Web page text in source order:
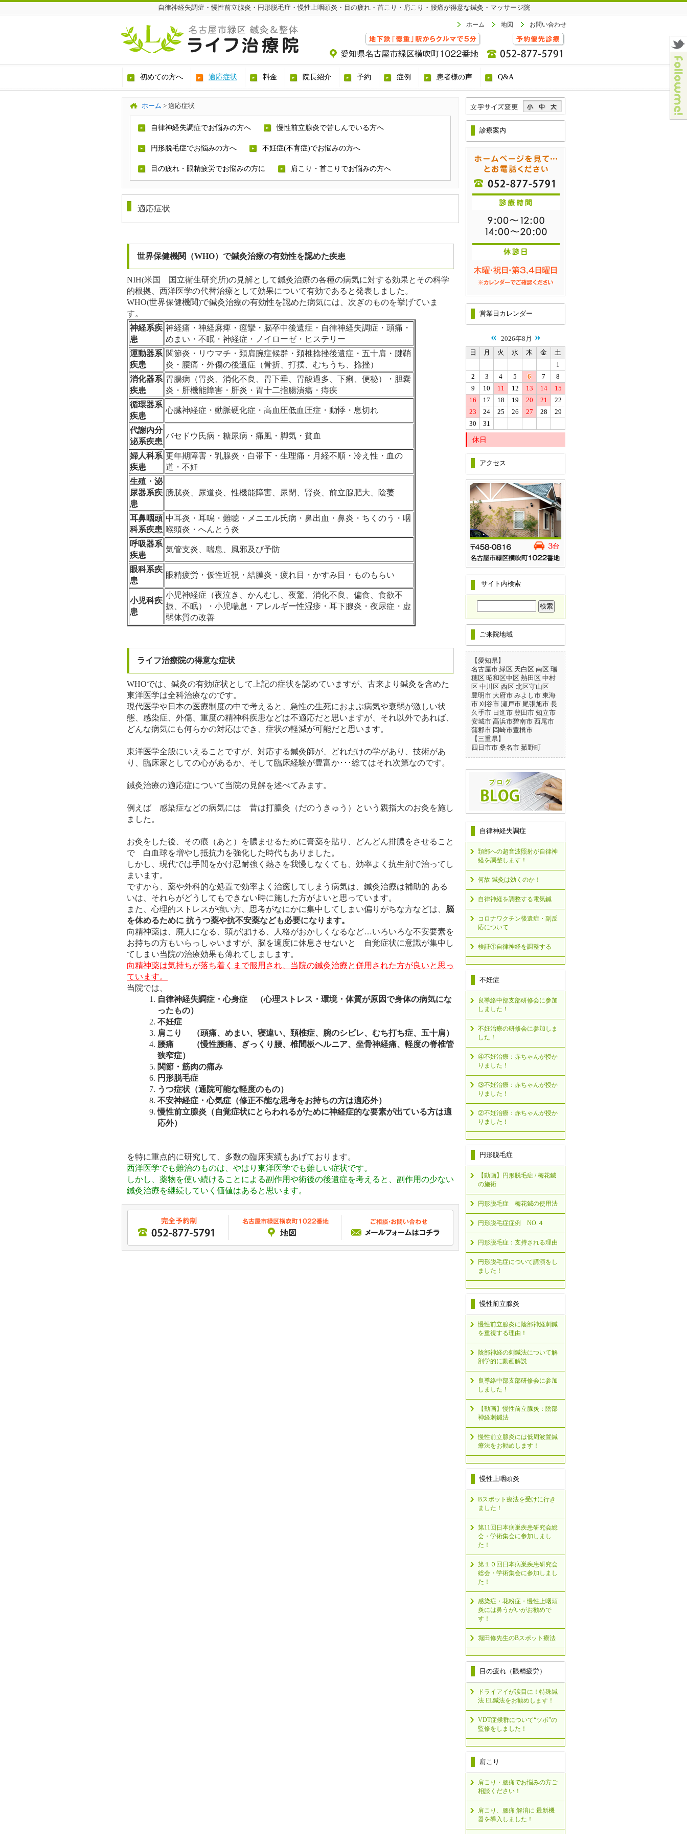
自律神経失調症・慢性前立腺炎・円形脱毛症・慢性上咽頭炎・目の疲れ・首こり・肩こり・腰痛が得意な鍼灸・マッサージ院
ホーム 地図 お問い合わせ
初めての方へ 適応症状 料金 院長紹介 予約 症例 患者様の声 Q&A
ホーム > 適応症状
自律神経失調症でお悩みの方へ 慢性前立腺炎で苦しんでいる方へ
円形脱毛症でお悩みの方へ 不妊症(不育症)でお悩みの方へ
目の疲れ・眼精疲労でお悩みの方に 肩こり・首こりでお悩みの方へ
適応症状
世界保健機関（WHO）で鍼灸治療の有効性を認めた疾患
NIH(米国 国立衛生研究所)の見解として鍼灸治療の各種の病気に対する効果とその科学
的根拠、西洋医学の代替治療として効果について有効であると発表しました。
WHO(世界保健機関)で鍼灸治療の有効性を認めた病気には、次ぎのものを挙げていま
す。
神経系疾
患
神経痛・神経麻痺・痙攣・脳卒中後遺症・自律神経失調症・頭痛・
めまい・不眠・神経症・ノイローゼ・ヒステリー
運動器系
疾患
関節炎・リウマチ・頚肩腕症候群・頚椎捻挫後遺症・五十肩・腱鞘
炎・腰痛・外傷の後遺症（骨折、打撲、むちうち、捻挫）
消化器系
疾患
胃腸病（胃炎、消化不良、胃下垂、胃酸過多、下痢、便秘）・胆嚢
炎・肝機能障害・肝炎・胃十二指腸潰瘍・痔疾
循環器系
疾患
心臓神経症・動脈硬化症・高血圧低血圧症・動悸・息切れ
代謝内分
泌系疾患
バセドウ氏病・糖尿病・痛風・脚気・貧血
婦人科系
疾患
更年期障害・乳腺炎・白帯下・生理痛・月経不順・冷え性・血の
道・不妊
生殖・泌
尿器系疾
患
膀胱炎、尿道炎、性機能障害、尿閉、腎炎、前立腺肥大、陰萎
耳鼻咽頭
科系疾患
中耳炎・耳鳴・難聴・メニエル氏病・鼻出血・鼻炎・ちくのう・咽
喉頭炎・へんとう炎
呼吸器系
疾患
気管支炎、喘息、風邪及び予防
眼科系疾
患
眼精疲労・仮性近視・結膜炎・疲れ目・かすみ目・ものもらい
小児科疾
患
小児神経症（夜泣き、かんむし、夜驚、消化不良、偏食、食欲不
振、不眠）・小児喘息・アレルギー性湿疹・耳下腺炎・夜尿症・虚
弱体質の改善
ライフ治療院の得意な症状
WHOでは、鍼灸の有効症状として上記の症状を認めていますが、古来より鍼灸を含めた
東洋医学は全科治療なのです。
現代医学や日本の医療制度の中で考えると、急性の生死におよぶ病気や衰弱が激しい状
態、感染症、外傷、重度の精神科疾患などは不適応だと思いますが、それ以外であれば、
どんな病気にも何らかの対応はでき、症状の軽減が可能だと思います。
東洋医学全般にいえることですが、対応する鍼灸師が、どれだけの学があり、技術があ
り、臨床家としての心があるか、そして臨床経験が豊富か･･･総てはそれ次第なのです。
鍼灸治療の適応症について当院の見解を述べてみます。
例えば 感染症などの病気には 昔は打膿灸（だのうきゅう）という親指大のお灸を施し
ました。
お灸をした後、その痕（あと）を膿ませるために膏薬を貼り、どんどん排膿をさせること
で 白血球を増やし抵抗力を強化した時代もありました。
しかし、現代では手間をかけ忍耐強く熱さを我慢しなくても、効率よく抗生剤で治ってし
まいます。
ですから、薬や外科的な処置で効率よく治癒してしまう病気は、鍼灸治療は補助的 ある
いは、それらがどうしてもできない時に施した方がよいと思っています。
また、心理的ストレスが強い方、思考がなにかに集中してしまい偏りがちな方などは、 脳
を休めるために 抗うつ薬や抗不安薬なども必要になります。
向精神薬は、廃人になる、頭がぼける、人格がおかしくなるなど…いろいろな不安要素を
お持ちの方もいらっしゃいますが、脳を適度に休息させないと 自覚症状に意識が集中し
てしまい当院の治療効果も薄れてしまします。
向精神薬は気持ちが落ち着くまで服用され、当院の鍼灸治療と併用された方が良いと思っ
ています。
当院では、
自律神経失調症・心身症 （心理ストレス・環境・体質が原因で身体の病気にな
ったもの）
不妊症
肩こり （頭痛、めまい、寝違い、頚椎症、腕のシビレ、むち打ち症、五十肩）
腰痛 （慢性腰痛、ぎっくり腰、椎間板ヘルニア、坐骨神経痛、軽度の脊椎管
狭窄症）
関節・筋肉の痛み
円形脱毛症
うつ症状（通院可能な軽度のもの）
不安神経症・心気症（修正不能な思考をお持ちの方は適応外）
慢性前立腺炎（自覚症状にとらわれるがために神経症的な要素が出ている方は適
応外）
を特に重点的に研究して
、多数の臨床実績もあげております。
西洋医学でも難治のものは、やはり東洋医学でも難しい症状です。
しかし、薬物を使い続けることによる副作用や術後の後遺症を考えると、副作用の少ない
鍼灸治療を継続していく価値はあると思います。
診療案内
営業日カレンダー
« 2026年8月 »
日 月 火 水 木 金
土
1
2
3 4 5 6 7
8
9
10 11 12 13 14
15
16
17 18 19 20 21
22
23
24 25 26 27 28
29
30
31
休日
アクセス
サイト内検索
ご来院地域
【愛知県】
名古屋市 緑区 天白区 南区 瑞
穂区 昭和区中区 熱田区 中村
区 中川区 西区 北区守山区
豊明市 大府市 みよし市 東海
市 刈谷市 瀬戸市 尾張旭市 長
久手市 日進市 豊田市 知立市
安城市 高浜市碧南市 西尾市
蒲郡市 岡崎市豊橋市
【三重県】
四日市市 桑名市 菰野町
自律神経失調症
頚部への超音波照射が自律神
経を調整します！
何故 鍼灸は効くのか！
自律神経を調整する電気鍼
コロナワクチン後遺症・副反
応について
検証①自律神経を調整する
不妊症
良導絡中部支部研修会に参加
しました！
不妊治療の研修会に参加しま
した！
④不妊治療：赤ちゃんが授か
りました！
③不妊治療：赤ちゃんが授か
りました！
②不妊治療：赤ちゃんが授か
りました！
円形脱毛症
【動画】円形脱毛症 / 梅花鍼
の施術
円形脱毛症 梅花鍼の使用法
円形脱毛症症例 NO.４
円形脱毛症：支持される理由
円形脱毛症について講演をし
ました！
慢性前立腺炎
慢性前立腺炎に陰部神経刺鍼
を重視する理由！
陰部神経の刺鍼法について解
剖学的に動画解説
良導絡中部支部研修会に参加
しました！
【動画】慢性前立腺炎：陰部
神経刺鍼法
慢性前立腺炎には低周波置鍼
療法をお勧めします！
慢性上咽頭炎
Bスポット療法を受けに行き
ました！
第11回日本病巣疾患研究会総
会・学術集会に参加しまし
た！
第１０回日本病巣疾患研究会
総会・学術集会に参加しまし
た！
感染症・花粉症・慢性上咽頭
炎には鼻うがいがお勧めで
す！
堀田修先生のBスポット療法
目の疲れ（眼精疲労）
ドライアイが涙目に！特殊鍼
法 EL鍼法をお勧めします！
VDT症候群について“ツボ”の
監修をしました！
肩こり
肩こり・腰痛でお悩みの方ご
相談ください！
肩こり、腰痛 解消に 最新機
器を導入しました！